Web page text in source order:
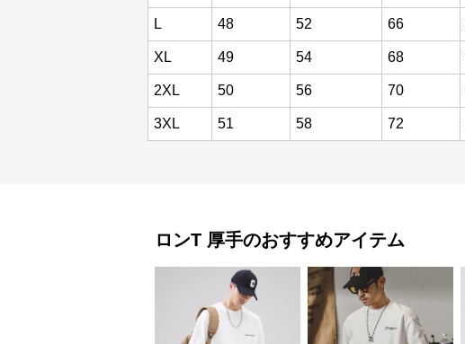
L 48 52 66
XL 49 54 68
2XL 50 56 70
3XL 51 58 72
ロンT 厚手のおすすめアイテム